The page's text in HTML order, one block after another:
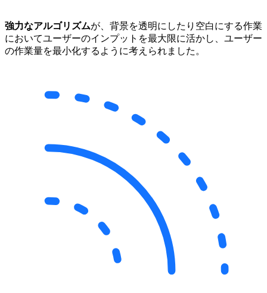
強力なアルゴリズムが、背景を透明にしたり空白にする作業
においてユーザーのインプットを最大限に活かし、ユーザー
の作業量を最小化するように考えられました。